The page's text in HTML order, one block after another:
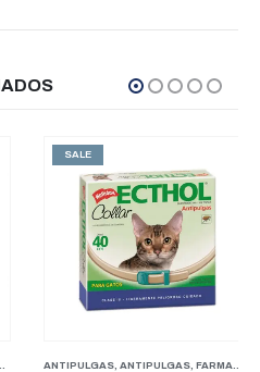
,ALIMENTOS,ALIMENTOS ,
SALE
ANTIPULGAS,ANTIPULGAS,FARMACIA